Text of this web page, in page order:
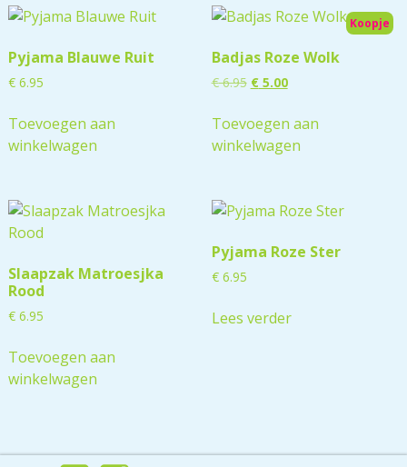
Pyjama Blauwe Ruit
€6.95
Toevoegen aan
winkelwagen
Koopje
Badjas Roze Wolk
€6.95 €5.00
Toevoegen aan
winkelwagen
Slaapzak Matroesjka
Rood
€6.95
Toevoegen aan
winkelwagen
Pyjama Roze Ster
€6.95
Lees verder